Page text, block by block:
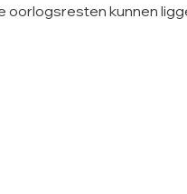
oorlogsresten kunnen